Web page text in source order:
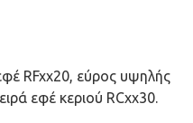
RFxx20, εύρος υψηλής
εφέ κεριού RCxx30.